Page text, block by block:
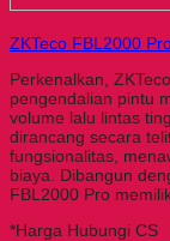
ZKTeco FBL2000
Perkenalkan,
pengendalian pintu
volume lalu lintas
dirancang secara
fungsionalitas,
biaya. Dibangun
FBL2000 Pro
*Harga Hubungi CS